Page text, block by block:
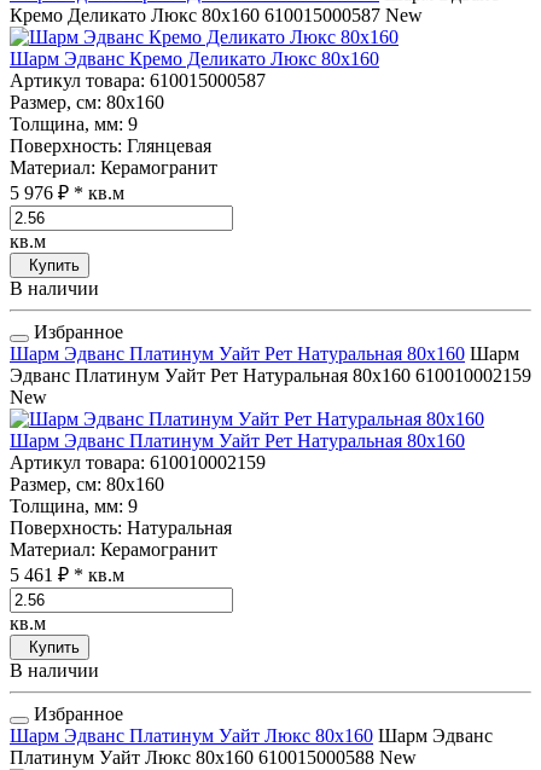
Кремо Деликато Люкс 80x160 610015000587 New
Шарм Эдванс Кремо Деликато Люкс 80x160
Артикул товара: 610015000587
Размер, см: 80x160
Толщина, мм: 9
Поверхность: Глянцевая
Материал: Керамогранит
5 976 ₽ * кв.м
кв.м
Купить
В наличии
Избранное
Шарм Эдванс Платинум Уайт Рет Натуральная 80x160 Шарм
Эдванс Платинум Уайт Рет Натуральная 80x160 610010002159
New
Шарм Эдванс Платинум Уайт Рет Натуральная 80x160
Артикул товара: 610010002159
Размер, см: 80x160
Толщина, мм: 9
Поверхность: Натуральная
Материал: Керамогранит
5 461 ₽ * кв.м
кв.м
Купить
В наличии
Избранное
Шарм Эдванс Платинум Уайт Люкс 80x160 Шарм Эдванс
Платинум Уайт Люкс 80x160 610015000588 New